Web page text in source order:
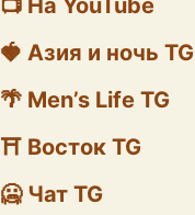
📺 На YouTube
🍓 Азия и ночь TG
🌴 Men’s Life TG
⛩️ Восток TG
🥶 Чат TG